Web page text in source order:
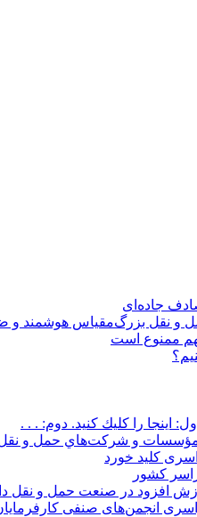
نقل بزرگ‌مقیاس هوشمند و
ممنوع است
اينجا را كليك كنيد. دوم: . . .
و شركت‌هاي حمل و نقل
کلید خورد
کشور
افزود در صنعت حمل و نقل
انجمن‌های صنفی